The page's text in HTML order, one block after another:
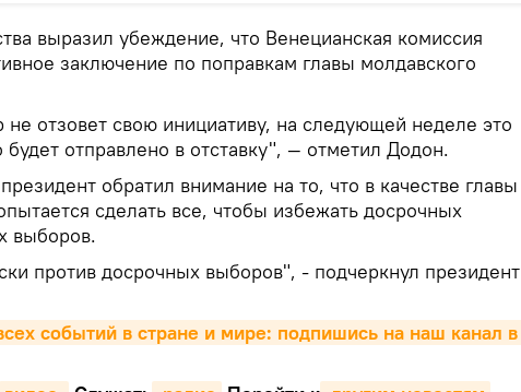
выразил убеждение, что Венецианская комиссия
заключение по поправкам главы молдавского
не отзовет свою инициативу, на следующей неделе это
будет отправлено в отставку", — отметил Додон.
обратил внимание на то, что в качестве главы
сделать все, чтобы избежать досрочных
выборов.
против досрочных выборов", - подчеркнул президент
событий в стране и мире: подпишись на наш канал в